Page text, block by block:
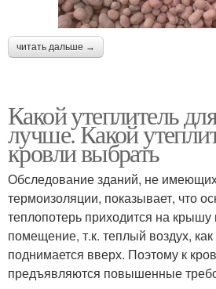
читать дальше →
Какой утеплитель
лучше. Какой
кровли выбрать
Обследование зданий, не
термоизоляции, показывает, что
теплопотерь приходится на крышу
помещение, т.к. теплый воздух, как
поднимается вверх. Поэтому к
предъявляются повышенные